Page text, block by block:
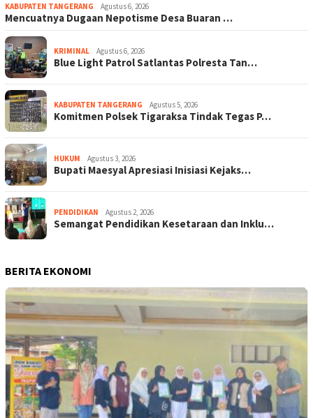
KABUPATEN TANGERANG Agustus 6, 2026
Mencuatnya Dugaan Nepotisme Desa Buaran …
KRIMINAL Agustus 6, 2026
Blue Light Patrol Satlantas Polresta Tan…
KABUPATEN TANGERANG Agustus 5, 2026
Komitmen Polsek Tigaraksa Tindak Tegas P…
HUKUM Agustus 3, 2026
Bupati Maesyal Apresiasi Inisiasi Kejaks…
PENDIDIKAN Agustus 2, 2026
Semangat Pendidikan Kesetaraan dan Inklu…
BERITA EKONOMI